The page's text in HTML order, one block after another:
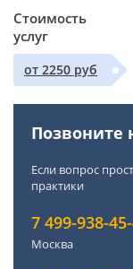
Стоимость
услуг
от 2250 руб
Позвоните
Если вопрос
практики
7 499-938-
Москва